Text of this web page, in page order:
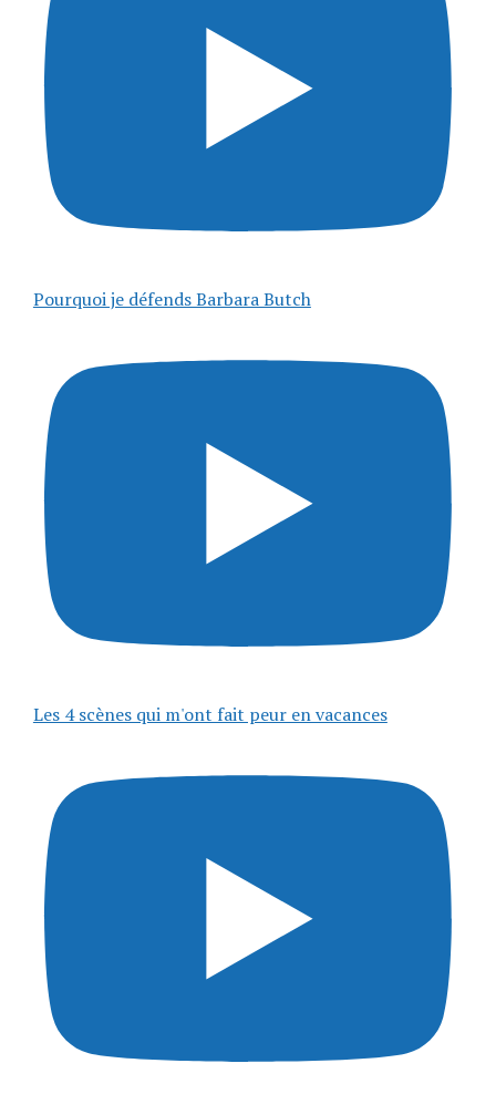
Pourquoi je défends Barbara Butch
Les 4 scènes qui m'ont fait peur en vacances